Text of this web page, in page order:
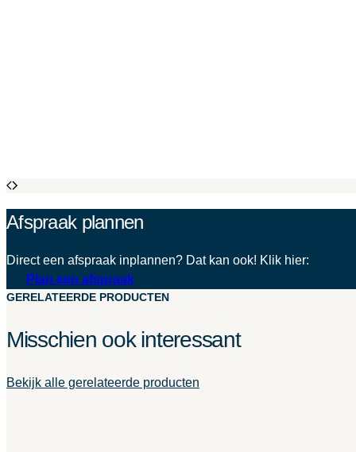
Afspraak plannen
Direct een afspraak inplannen? Dat kan ook! Klik hier:
Plan een afspraak
GERELATEERDE PRODUCTEN
Misschien ook interessant
Bekijk alle gerelateerde producten